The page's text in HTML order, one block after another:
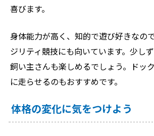
喜びます。
身体能力が高く、知的で遊び好きなの
ジリティ競技にも向いています。少しず
飼い主さんも楽しめるでしょう。ドッ
に走らせるのもおすすめです。
体格の変化に気をつけよう